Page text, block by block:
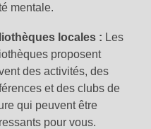
mentale.
locales : Les
proposent
des activités, des
et des clubs de
qui peuvent être
pour vous.